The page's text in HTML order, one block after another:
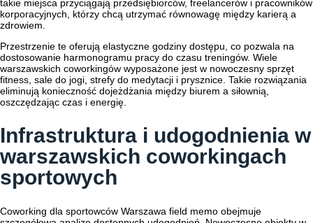
takie miejsca przyciągają przedsiębiorców, freelancerów i pracowników
korporacyjnych, którzy chcą utrzymać równowagę między karierą a
zdrowiem.
Przestrzenie te oferują elastyczne godziny dostępu, co pozwala na
dostosowanie harmonogramu pracy do czasu treningów. Wiele
warszawskich coworkingów wyposażone jest w nowoczesny sprzęt
fitness, sale do jogi, strefy do medytacji i prysznice. Takie rozwiązania
eliminują konieczność dojeżdżania między biurem a siłownią,
oszczędzając czas i energię.
Infrastruktura i udogodnienia w
warszawskich coworkingach
sportowych
Coworking dla sportowców Warszawa field memo obejmuje